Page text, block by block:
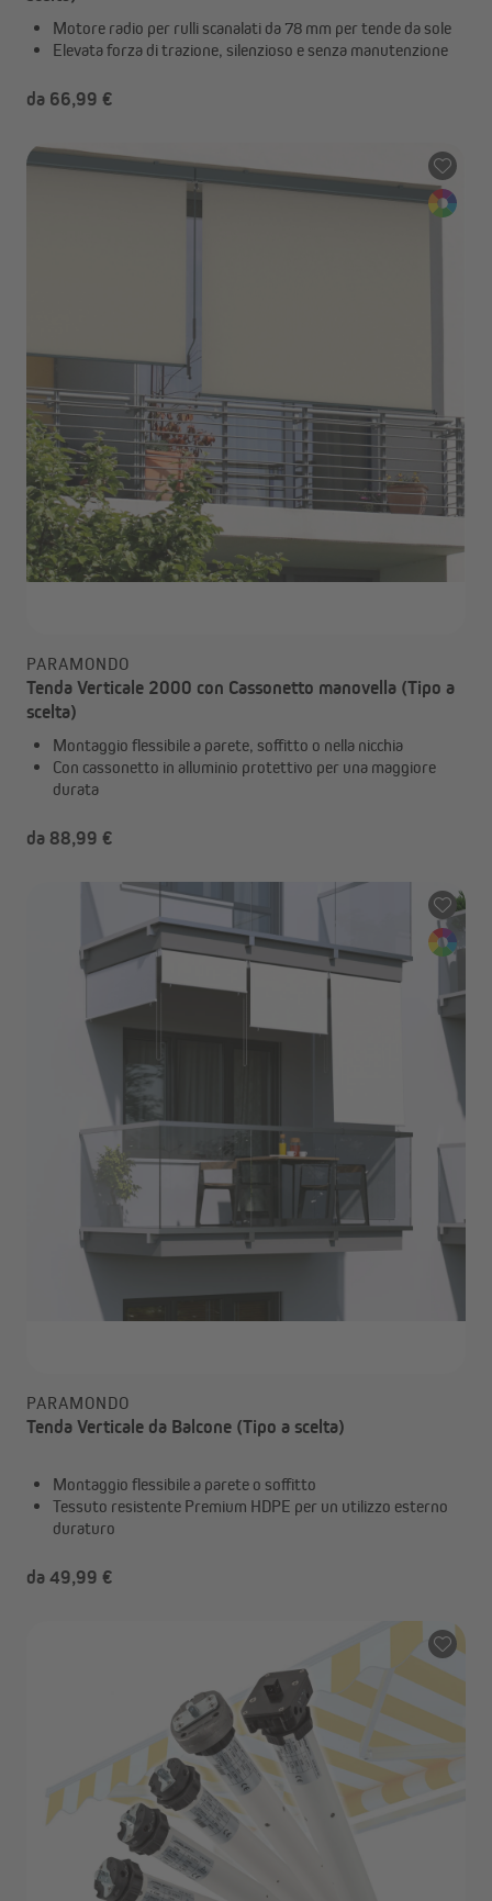
Motore radio per rulli scanalati da 78 mm per tende da sole
Elevata forza di trazione, silenzioso e senza manutenzione
da 66,99 €
PARAMONDO
Tenda Verticale 2000 con Cassonetto manovella (Tipo a
scelta)
Montaggio flessibile a parete, soffitto o nella nicchia
Con cassonetto in alluminio protettivo per una maggiore
durata
da 88,99 €
PARAMONDO
Tenda Verticale da Balcone (Tipo a scelta)
Montaggio flessibile a parete o soffitto
Tessuto resistente Premium HDPE per un utilizzo esterno
duraturo
da 49,99 €